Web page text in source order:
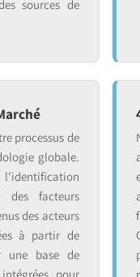
sources de
processus de
globale.
l'identification
des facteurs
des acteurs
à partir de
une base de